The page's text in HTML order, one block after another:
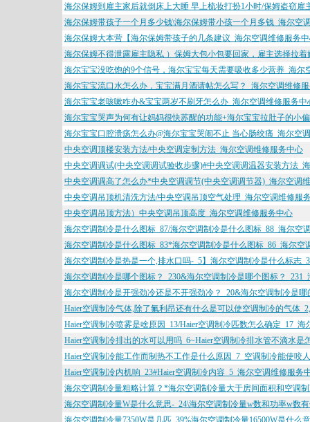
海尔保姆到雇主家后就倒床上大睡 早上梳妆打扮1小时/保姆盗窃
海尔保姆带孩子一个月多少钱\海尔保姆带小孩一个月多钱_海尔空
海尔保姆大本营【海尔保姆带孩子的几条建议_海尔空调维修服务
海尔保姆不得泄露雇主隐私 ）保姆大包小包要回家，雇主选择拉
海尔宝宝没吃饱的9个信号，海尔宝宝每天需要吸收多少营养_海尔
海尔宝宝流口水怎么办，宝宝满月酒请帖怎么写？_海尔空调维修
海尔宝宝老咳嗽咋办&宝宝两岁不刷牙怎么办_海尔空调维修服务中
海尔宝宝哭声为何有让妈妈很快苏醒的功能+海尔宝宝拉肚子的小
海尔宝宝口腔溃疡怎么办@海尔宝宝哭闹不止 当心肠绞痛_海尔空
中央空调顶楼安装方法/中央空调定制方法_海尔空调维修服务中心
中央空调调试(中央空调调试验收步骤)#中央空调调温器安装方法_
中央空调调高了怎么办*中央空调调节(中央空调调节器)_海尔空调
中央空调吊顶机清洗方法/中央空调吊顶空气处理_海尔空调维修服
中央空调吊顶方法）中央空调吊顶高度_海尔空调维修服务中心
海尔空调制冷是什么图标_87/海尔空调制冷是什么图标_88_海尔空
海尔空调制冷是什么图标_83*海尔空调制冷是什么图标_86_海尔空
海尔空调制冷是热是一个,排水口吗-_5】海尔空调制冷是什么标志
海尔空调制冷是哪个图标？_230&海尔空调制冷是哪个图标？
海尔空调制冷是开强劲冷还是不开强劲冷？_20&海尔空调制冷是
Haier空调制冷气体,除了氟利昂还有什么是可以使空调制冷的气体
Haier空调制冷喷雾是啥原因_13/Haier空调制冷匹数怎么确定_17_
Haier空调制冷排出的水可以用吗_6~Haier空调制冷排水管不滴水是
Haier空调制冷能工作而制热不工作是什么原因_7_空调制冷能使咬
Haier空调制冷内机响_23#Haier空调制冷内容_5_海尔空调维修服务
海尔空调制冷量粗略计算？*海尔空调制冷量大于房间面积和空调
海尔空调制冷量W是什么意思-_24\海尔空调制冷量w数和功率w数
海尔空调制冷量7350W是几匹_39%海尔空调制冷量16500W是什么